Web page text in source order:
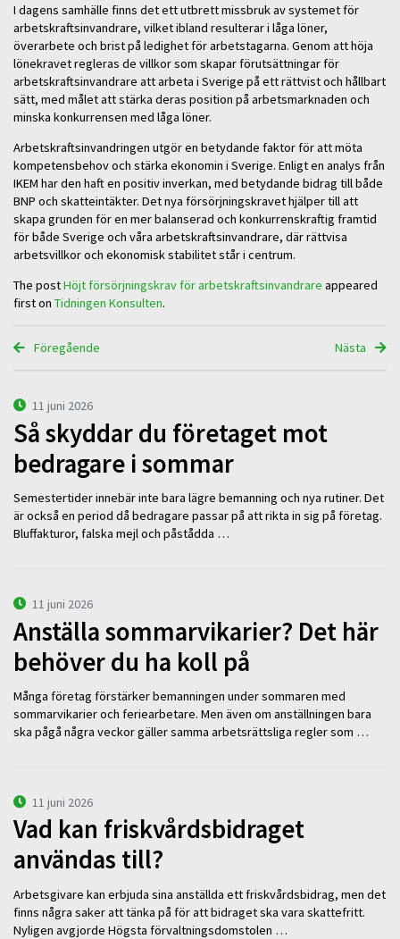
I dagens samhälle finns det ett utbrett missbruk av systemet för
arbetskraftsinvandrare, vilket ibland resulterar i låga löner,
överarbete och brist på ledighet för arbetstagarna. Genom att höja
lönekravet regleras de villkor som skapar förutsättningar för
arbetskraftsinvandrare att arbeta i Sverige på ett rättvist och hållbart
sätt, med målet att stärka deras position på arbetsmarknaden och
minska konkurrensen med låga löner.
Arbetskraftsinvandringen utgör en betydande faktor för att möta
kompetensbehov och stärka ekonomin i Sverige. Enligt en analys från
IKEM har den haft en positiv inverkan, med betydande bidrag till både
BNP och skatteintäkter. Det nya försörjningskravet hjälper till att
skapa grunden för en mer balanserad och konkurrenskraftig framtid
för både Sverige och våra arbetskraftsinvandrare, där rättvisa
arbetsvillkor och ekonomisk stabilitet står i centrum.
The postHöjt försörjningskrav för arbetskraftsinvandrare appeared
first on Tidningen Konsulten.
Föregående Nästa
11 juni 2026
Så skyddar du företaget mot
bedragare i sommar
Semestertider innebär inte bara lägre bemanning och nya rutiner. Det
är också en period då bedragare passar på att rikta in sig på företag.
Bluffakturor, falska mejl och påstådda …
11 juni 2026
Anställa sommarvikarier? Det här
behöver du ha koll på
Många företag förstärker bemanningen under sommaren med
sommarvikarier och feriearbetare. Men även om anställningen bara
ska pågå några veckor gäller samma arbetsrättsliga regler som …
11 juni 2026
Vad kan friskvårdsbidraget
användas till?
Arbetsgivare kan erbjuda sina anställda ett friskvårdsbidrag, men det
finns några saker att tänka på för att bidraget ska vara skattefritt.
Nyligen avgjorde Högsta förvaltningsdomstolen …